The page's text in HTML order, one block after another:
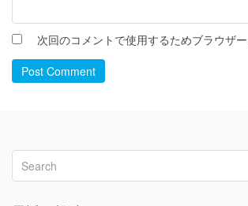
次回のコメントで使用するためブラウザ
Post Comment